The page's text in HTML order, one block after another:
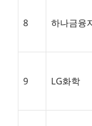
8 하나금융
9 LG화학